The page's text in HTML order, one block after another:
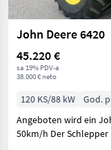
John Deere 6420
45.220 €
sa 19% PDV-a
38.000 € neto
120 KS/88 kW God.
Angeboten wird ein
50km/h Der Schlepper